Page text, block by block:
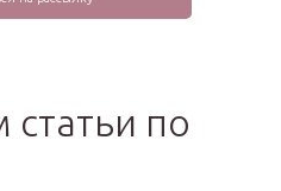
по